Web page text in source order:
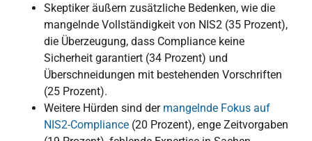
Skeptiker äußern zusätzliche Bedenken, wie die
mangelnde Vollständigkeit von NIS2 (35 Prozent),
die Überzeugung, dass Compliance keine
Sicherheit garantiert (34 Prozent) und
Überschneidungen mit bestehenden Vorschriften
(25 Prozent).
Weitere Hürden sind der mangelnde Fokus auf
NIS2-Compliance (20 Prozent), enge Zeitvorgaben